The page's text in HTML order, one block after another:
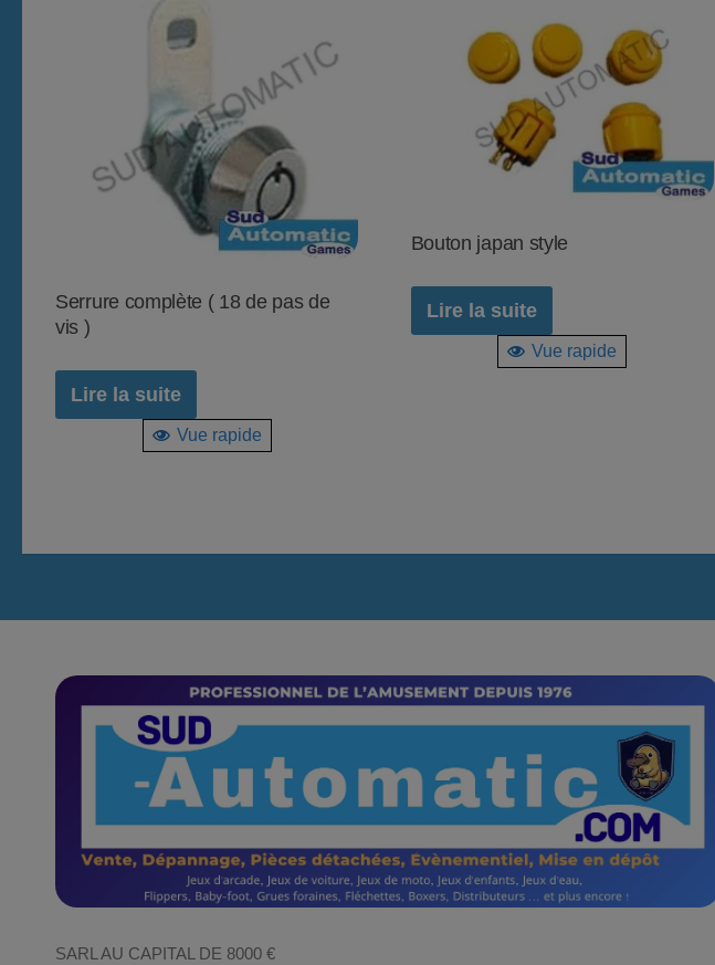
Serrure complète ( 18 de pas de
vis )
Lire la suite
Vue rapide
Bouton japan style
Lire la suite
Vue rapide
SARL AU CAPITAL DE 8000 €